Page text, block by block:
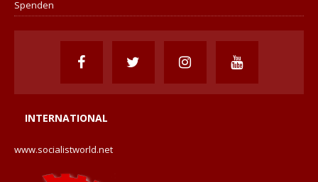
Spenden
INTERNATIONAL
www.socialistworld.net